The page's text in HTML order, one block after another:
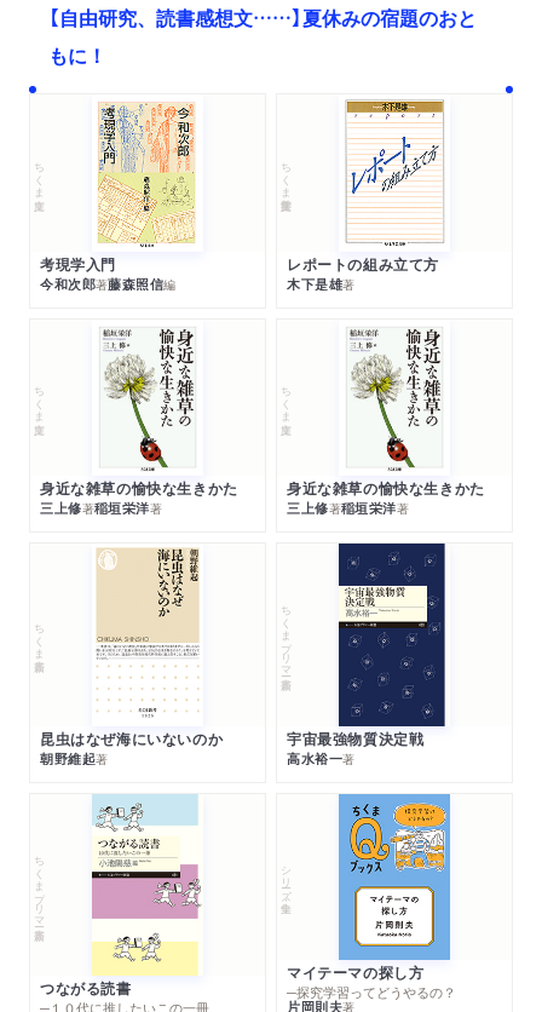
【自由研究、読書感想文……】夏休みの宿題のおと
もに！
ちくま文庫
考現学入門
今和次郎著藤森照信編
ちくま学芸文庫
レポートの組み立て方
木下是雄著
ちくま文庫
身近な雑草の愉快な生きかた
三上修著稲垣栄洋著
ちくま文庫
身近な雑草の愉快な生きかた
三上修著稲垣栄洋著
ちくま新書
昆虫はなぜ海にいないのか
朝野維起著
ちくまプリマー新書
宇宙最強物質決定戦
高水裕一著
ちくまプリマー新書
つながる読書
─１０代に推したいこの一冊
シリーズ・全集
マイテーマの探し方
─探究学習ってどうやるの？
片岡則夫著